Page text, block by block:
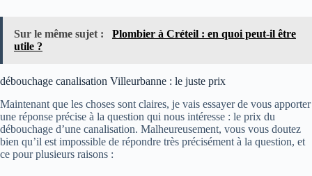
Sur le même sujet :
Plombier à Créteil : en quoi peut-il être
utile ?
débouchage canalisation Villeurbanne : le juste prix
Maintenant que les choses sont claires, je vais essayer de vous apporter
une réponse précise à la question qui nous intéresse : le prix du
débouchage d’une canalisation. Malheureusement, vous vous doutez
bien qu’il est impossible de répondre très précisément à la question, et
ce pour plusieurs raisons :